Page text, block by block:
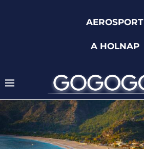
AEROSPORT
A HOLNAP